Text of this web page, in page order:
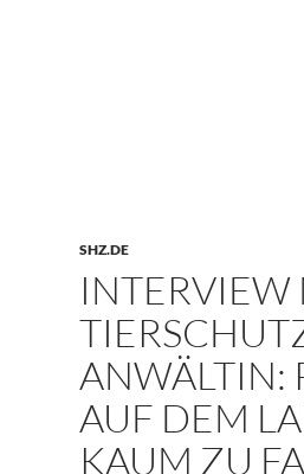
SHZ.DE
INTERVIEW
ANWÄLTIN:
AUF DEM
KAUM ZU